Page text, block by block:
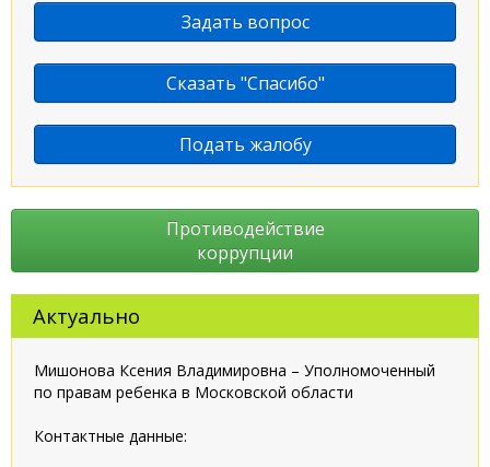
Задать вопрос
Сказать "Спасибо"
Подать жалобу
Противодействие
коррупции
Актуально
Мишонова Ксения Владимировна – Уполномоченный
по правам ребенка в Московской области
Контактные данные: